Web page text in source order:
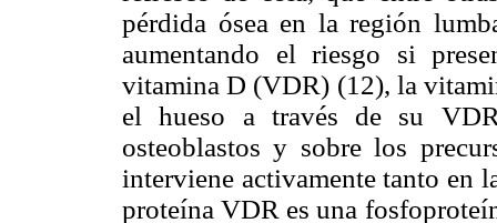
pérdida ósea en la región
aumentando el riesgo si
vitamina D (VDR) (12), la
el hueso a través de su
osteoblastos y sobre los
interviene activamente tanto en
proteína VDR es una